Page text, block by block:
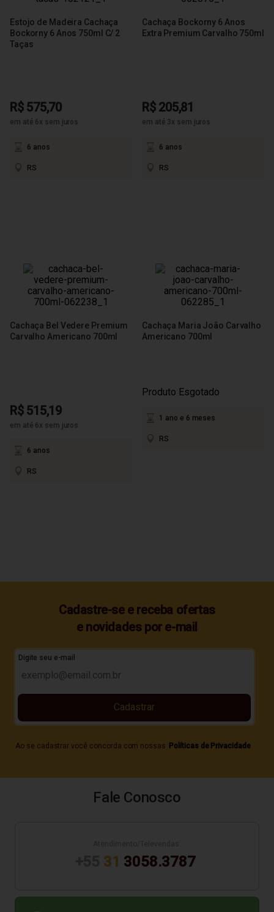
Estojo de Madeira Cachaça
Bockorny 6 Anos 750ml C/ 2
Taças
R$ 575,70
em até 6x sem juros
6 anos
RS
Cachaça Bockorny 6 Anos
Extra Premium Carvalho 750ml
R$ 205,81
em até 3x sem juros
6 anos
RS
Cachaça Bel Vedere Premium
Carvalho Americano 700ml
R$ 515,19
em até 6x sem juros
6 anos
RS
Cachaça Maria João Carvalho
Americano 700ml
Produto Esgotado
1 ano e 6 meses
RS
Cadastre-se e receba ofertas
e novidades por e-mail
Digite seu e-mail
Ao se cadastrar você concorda com nossas Políticas de Privacidade
Cadastrar
Fale Conosco
31 3058.3787